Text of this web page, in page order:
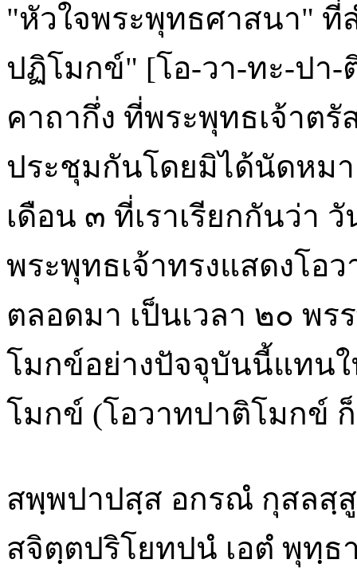
"หัวใจพระพุทธศาสนา" ที่
ปฏิโมกข์" [โอ-วา-ทะ-ปา
คาถากึ่ง ที่พระพุทธเจ้าต
ประชุมกันโดยมิได้นัดหม
เดือน ๓ ที่เราเรียกกันว่า
พระพุทธเจ้าทรงแสดงโ
ตลอดมา เป็นเวลา ๒๐ พ
โมกข์อย่างปัจจุบันนี้แทนใ
โมกข์ (โอวาทปาติโมกข์
สพฺพปาปสฺส อกรณํ กุสลสฺ
สจิตฺตปริโยทปนํ เอตํ พุทฺธ